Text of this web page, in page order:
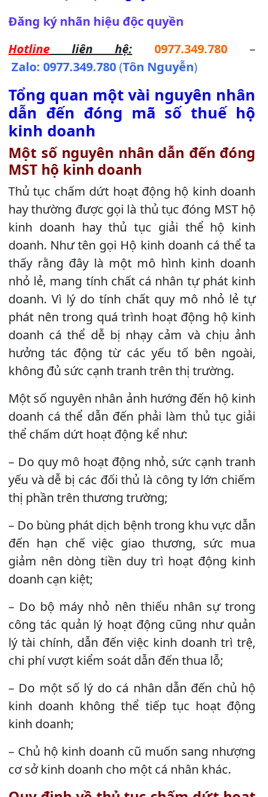
Đăng ký nhãn hiệu độc quyền
Hotline liên hệ: 0977.349.780
–
Zalo: 0977.349.780(Tôn Nguyễn)
Tổng quan một vài nguyên nhân
dẫn đến đóng mã số thuế hộ
kinh doanh
Một số nguyên nhân dẫn đến đóng
MST hộ kinh doanh
Thủ tục chấm dứt hoạt động hộ kinh doanh
hay thường được gọi là thủ tục đóng MST hộ
kinh doanh hay thủ tục giải thể hộ kinh
doanh. Như tên gọi Hộ kinh doanh cá thể ta
thấy rằng đây là một mô hình kinh doanh
nhỏ lẻ, mang tính chất cá nhân tự phát kinh
doanh. Vì lý do tính chất quy mô nhỏ lẻ tự
phát nên trong quá trình hoạt động hộ kinh
doanh cá thể dễ bị nhạy cảm và chịu ảnh
hưởng tác động từ các yếu tố bên ngoài,
không đủ sức cạnh tranh trên thị trường.
Một số nguyên nhân ảnh hướng đến hộ kinh
doanh cá thể dẫn đến phải làm thủ tục giải
thể chấm dứt hoạt động kể như:
– Do quy mô hoạt động nhỏ, sức cạnh tranh
yếu và dễ bị các đối thủ là công ty lớn chiếm
thị phần trên thương trường;
– Do bùng phát dịch bệnh trong khu vực dẫn
đến hạn chế việc giao thương, sức mua
giảm nên dòng tiền duy trì hoạt động kinh
doanh cạn kiệt;
– Do bộ máy nhỏ nên thiếu nhân sự trong
công tác quản lý hoạt động cũng như quản
lý tài chính, dẫn đến việc kinh doanh trì trệ,
chi phí vượt kiểm soát dẫn đến thua lỗ;
– Do một số lý do cá nhân dẫn đến chủ hộ
kinh doanh không thể tiếp tục hoạt động
kinh doanh;
– Chủ hộ kinh doanh cũ muốn sang nhượng
cơ sở kinh doanh cho một cá nhân khác.